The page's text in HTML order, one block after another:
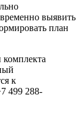
выявить
план
комплекта
к
499 288-